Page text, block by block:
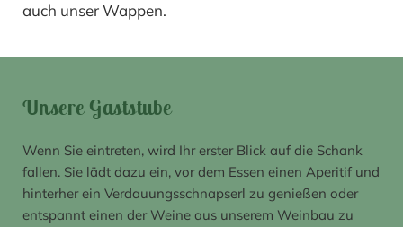
auch unser Wappen.
Unsere Gaststube
Wenn Sie eintreten, wird Ihr erster Blick auf die Schank
fallen. Sie lädt dazu ein, vor dem Essen einen Aperitif und
hinterher ein Verdauungsschnapserl zu genießen oder
entspannt einen der Weine aus unserem Weinbau zu